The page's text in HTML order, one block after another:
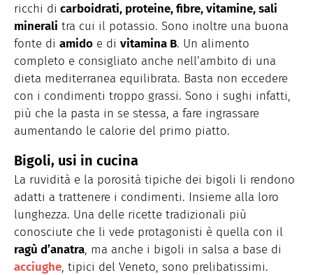
ricchi di carboidrati, proteine, fibre, vitamine, sali
minerali tra cui il potassio. Sono inoltre una buona
fonte di amido e di vitamina B. Un alimento
completo e consigliato anche nell’ambito di una
dieta mediterranea equilibrata. Basta non eccedere
con i condimenti troppo grassi. Sono i sughi infatti,
più che la pasta in se stessa, a fare ingrassare
aumentando le calorie del primo piatto.
Bigoli, usi in cucina
La ruvidità e la porosità tipiche dei bigoli li rendono
adatti a trattenere i condimenti. Insieme alla loro
lunghezza. Una delle ricette tradizionali più
conosciute che li vede protagonisti è quella con il
ragù d’anatra, ma anche i bigoli in salsa a base di
acciughe, tipici del Veneto, sono prelibatissimi.